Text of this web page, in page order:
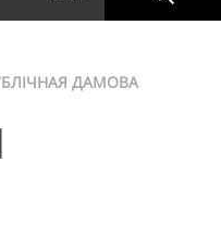
ДАМОВА